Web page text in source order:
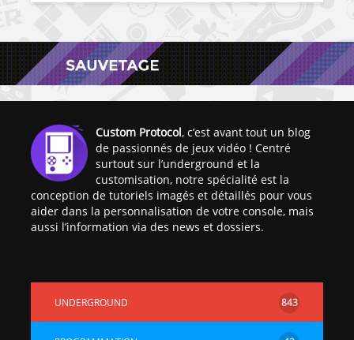
Custom Protocol, c’est avant tout un blog
de passionnés de jeux vidéo ! Centré
surtout sur l’underground et la
customisation, notre spécialité est la
conception de tutoriels imagés et détaillés pour vous
aider dans la personnalisation de votre console, mais
aussi l’information via des news et dossiers.
UNDERGROUND 843